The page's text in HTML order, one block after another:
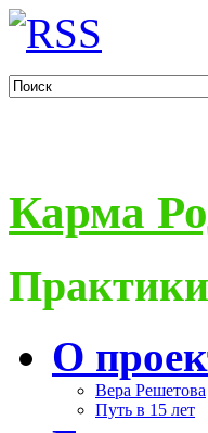
Карма
О
Вера Решетова
Путь в 15 лет